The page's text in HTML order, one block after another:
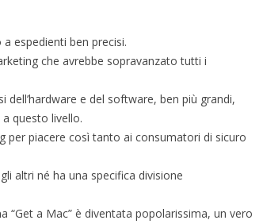
espedienti ben precisi.
che avrebbe sopravanzato tutti i
e del software, ben più grandi,
questo livello.
per piacere così tanto ai consumatori di sicuro
altri né ha una specifica divisione
“Get a Mac” è diventata popolarissima, un vero